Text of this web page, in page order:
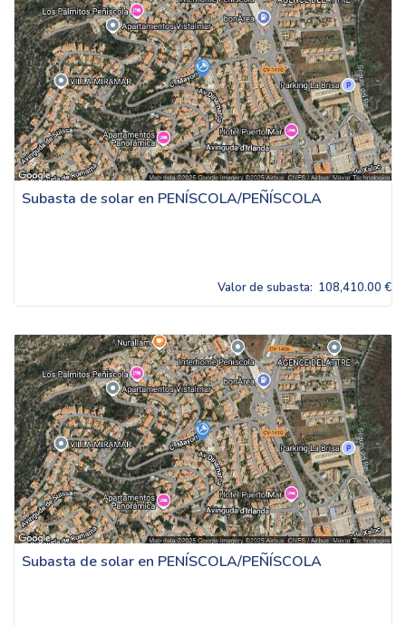
Subasta de solar en PENÍSCOLA/PEÑÍSCOLA
Valor de subasta: 108,410.00 €
Subasta de solar en PENÍSCOLA/PEÑÍSCOLA